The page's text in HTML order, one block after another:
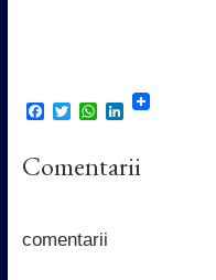
F
e
b
k
T
t
t
W
t
s
p
L
k
e
Comentarii
comentarii